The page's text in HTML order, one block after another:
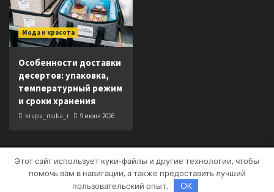
Мода и красота
Особенности доставки
десертов: упаковка,
температурный режим
и сроки хранения
krupa_muka_r 9 июня 2026
Copyright © Все права защищены.|CoverNewsот AF
themes.
Этот сайт использует куки-файлы и другие технологии, чтобы
помочь вам в навигации, а также предоставить лучший
пользовательский опыт.
OK